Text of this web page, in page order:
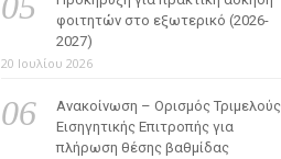
φοιτητών στο εξωτερικό (2026-
2027)
20 Ιουλίου 2026
Ανακοίνωση – Ορισμός Τριμελούς
Εισηγητικής Επιτροπής για
πλήρωση θέσης βαθμίδας